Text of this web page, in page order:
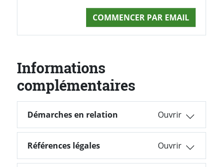
COMMENCER PAR EMAIL
Informations
complémentaires
Démarches en relation
Démarches en relation
Références légales
Références légales